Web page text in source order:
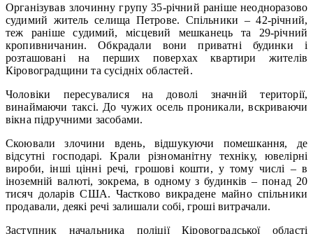
Організував злочинну групу 35-річний раніше неодноразово
судимий житель селища Петрове. Спільники – 42-річний,
теж раніше судимий, місцевий мешканець та 29-річний
кропивничанин. Обкрадали вони приватні будинки і
розташовані на перших поверхах квартири жителів
Кіровоградщини та сусідніх областей.
Чоловіки пересувалися на доволі значній території,
винаймаючи таксі. До чужих осель проникали, вскриваючи
вікна підручними засобами.
Скоювали злочини вдень, відшукуючи помешкання, де
відсутні господарі. Крали різноманітну техніку, ювелірні
вироби, інші цінні речі, грошові кошти, у тому числі – в
іноземній валюті, зокрема, в одному з будинків – понад 20
тисяч доларів США. Частково викрадене майно спільники
продавали, деякі речі залишали собі, гроші витрачали.
Заступник начальника поліції Кіровоградської області